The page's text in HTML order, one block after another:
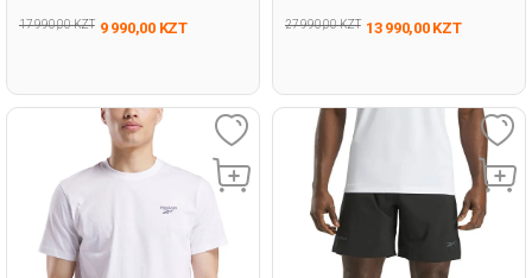
17 990,00 KZT 9 990,00 KZT 27 990,00 KZT 13 990,00 KZT